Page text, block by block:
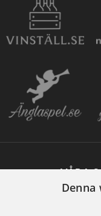
VÅRA